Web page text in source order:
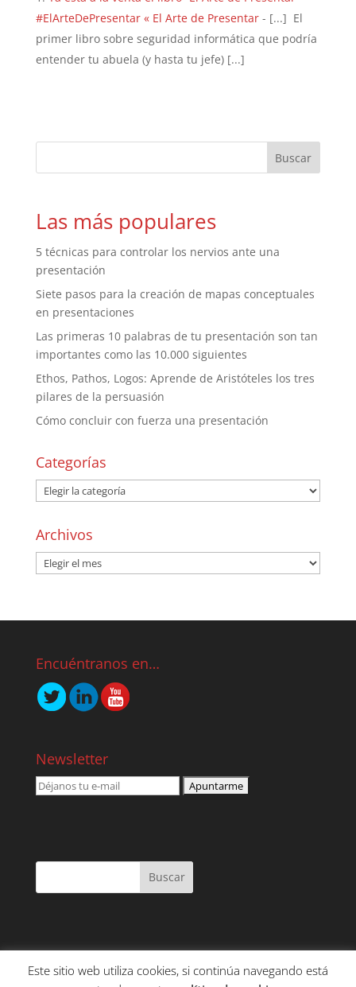
#ElArteDePresentar « El Arte de Presentar- [...] El
primer libro sobre seguridad informática que podría
entender tu abuela (y hasta tu jefe) [...]
Las más populares
5 técnicas para controlar los nervios ante una
presentación
Siete pasos para la creación de mapas conceptuales
en presentaciones
Las primeras 10 palabras de tu presentación son tan
importantes como las 10.000 siguientes
Ethos, Pathos, Logos: Aprende de Aristóteles los tres
pilares de la persuasión
Cómo concluir con fuerza una presentación
Categorías
Archivos
Encuéntranos en…
Newsletter
SERVICIOS CONTENIDO
Este sitio web utiliza cookies, si continúa navegando está